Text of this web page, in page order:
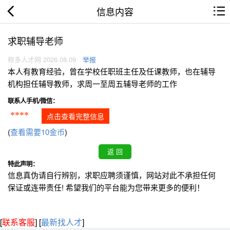
信息内容
求职辅导老师
称多人才网 2026.08.09 举报
本人有教育经验，曾在学校任职班主任及任课教师，也在辅导
机构担任辅导教师，求周一至周五辅导老师的工作
联系人手机/微信：
**** 点击查看完整信息
(查看需要10金币)
特此声明：
信息真伪请自行辨别，求职应聘须谨慎，网站对此不承担任何
保证或连带责任! 希望我们的平台能为您带来更多的便利！
[联系客服] [最新找人才]